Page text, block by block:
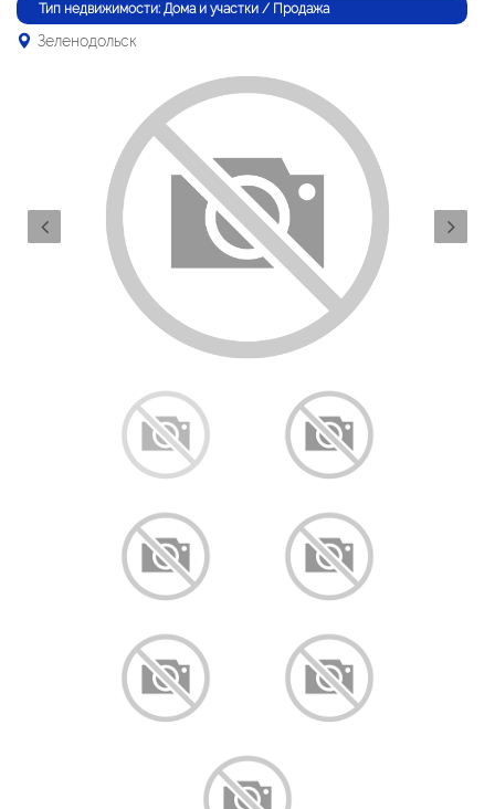
Тип недвижимости: Дома и участки / Продажа
Зеленодольск